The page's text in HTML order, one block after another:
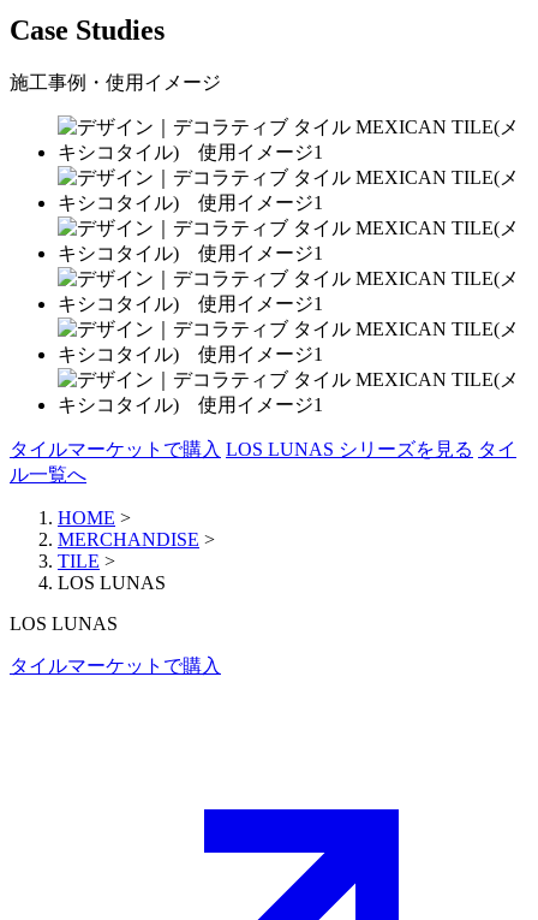
Case Studies
施工事例・使用イメージ
タイルマーケットで購入 LOS LUNAS シリーズを見る タイ
ル一覧へ
HOME >
MERCHANDISE >
TILE >
LOS LUNAS
LOS LUNAS
タイルマーケットで購入